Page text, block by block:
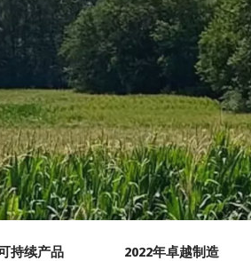
持续产品 2022年卓越制造